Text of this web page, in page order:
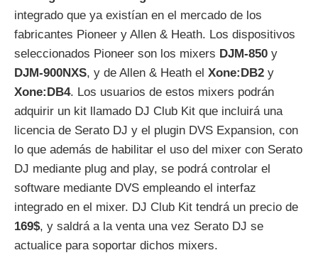
integrado que ya existían en el mercado de los
fabricantes Pioneer y Allen & Heath. Los dispositivos
seleccionados Pioneer son los mixers DJM-850 y
DJM-900NXS, y de Allen & Heath el Xone:DB2 y
Xone:DB4. Los usuarios de estos mixers podrán
adquirir un kit llamado DJ Club Kit que incluirá una
licencia de Serato DJ y el plugin DVS Expansion, con
lo que además de habilitar el uso del mixer con Serato
DJ mediante plug and play, se podrá controlar el
software mediante DVS empleando el interfaz
integrado en el mixer. DJ Club Kit tendrá un precio de
169$, y saldrá a la venta una vez Serato DJ se
actualice para soportar dichos mixers.